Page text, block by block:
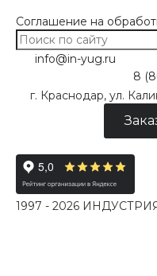
Соглашение на
info@in-yug.ru
8
г. Краснодар, ул.
1997 - 2026